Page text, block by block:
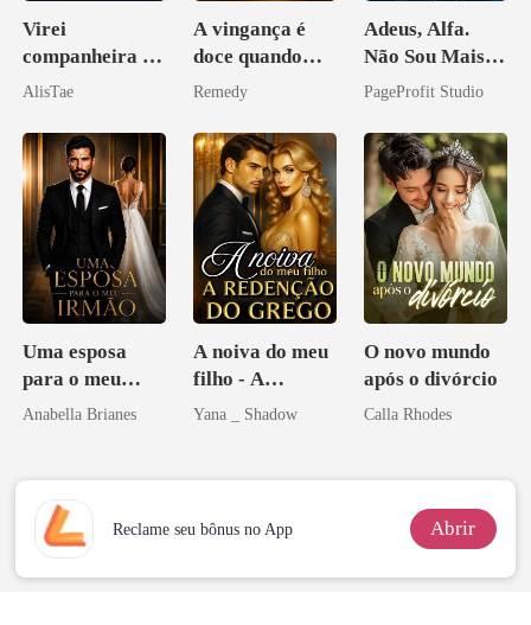
Virei
companheira do
irmão de meu
AlisTae
A vingança é
doce quando
você é uma
Remedy
Adeus, Alfa.
Não Sou Mais
Sua Bolsa de
PageProfit Studio
Uma esposa
para o meu
irmão
Anabella Brianes
A noiva do meu
filho - A
Redenção do
Yana _ Shadow
O novo mundo
após o divórcio
Calla Rhodes
Reclame seu bônus no App Abrir